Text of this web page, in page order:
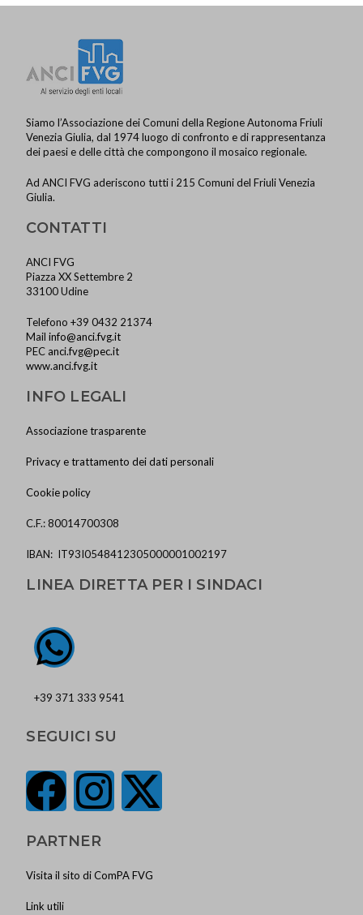
Siamo l’Associazione dei Comuni della Regione Autonoma Friuli
Venezia Giulia, dal 1974 luogo di confronto e di rappresentanza
dei paesi e delle città che compongono il mosaico regionale.
Ad ANCI FVG aderiscono tutti i 215 Comuni del Friuli Venezia
Giulia.
CONTATTI
ANCI FVG
Piazza XX Settembre 2
33100 Udine
Telefono +39 0432 21374
Mailinfo@anci.fvg.it
PEC anci.fvg@pec.it
www.anci.fvg.it
INFO LEGALI
Associazione trasparente
Privacy e trattamento dei dati personali
Cookie policy
C.F.: 80014700308
IBAN: IT93I0548412305000001002197
LINEA DIRETTA PER I SINDACI
+39 371 333 9541
SEGUICI SU
PARTNER
Visita il sito di ComPA FVG
Link utili